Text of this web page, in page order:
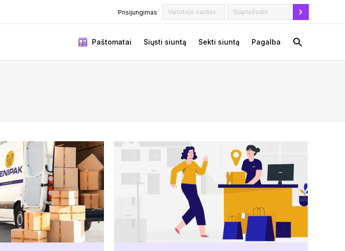
Prisijungimas
Paštomatai Siųsti siuntą Sekti siuntą Pagalba